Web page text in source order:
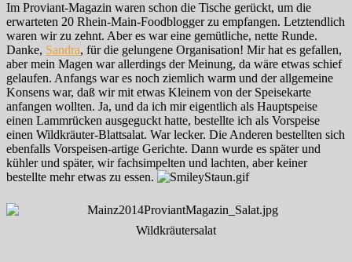
Im Proviant-Magazin waren schon die Tische gerückt, um die
erwarteten 20 Rhein-Main-Foodblogger zu empfangen. Letztendlich
waren wir zu zehnt. Aber es war eine gemütliche, nette Runde.
Danke, Sandra, für die gelungene Organisation! Mir hat es gefallen,
aber mein Magen war allerdings der Meinung, da wäre etwas schief
gelaufen. Anfangs war es noch ziemlich warm und der allgemeine
Konsens war, daß wir mit etwas Kleinem von der Speisekarte
anfangen wollten. Ja, und da ich mir eigentlich als Hauptspeise
einen Lammrücken ausgeguckt hatte, bestellte ich als Vorspeise
einen Wildkräuter-Blattsalat. War lecker. Die Anderen bestellten sich
ebenfalls Vorspeisen-artige Gerichte. Dann wurde es später und
kühler und später, wir fachsimpelten und lachten, aber keiner
bestellte mehr etwas zu essen.
Wildkräutersalat